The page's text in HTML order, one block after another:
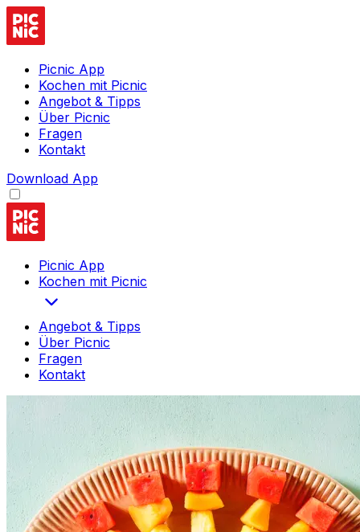
Picnic App
Kochen mit Picnic
Angebot & Tipps
Über Picnic
Fragen
Kontakt
Download App
Picnic App
Kochen mit Picnic
Angebot & Tipps
Über Picnic
Fragen
Kontakt